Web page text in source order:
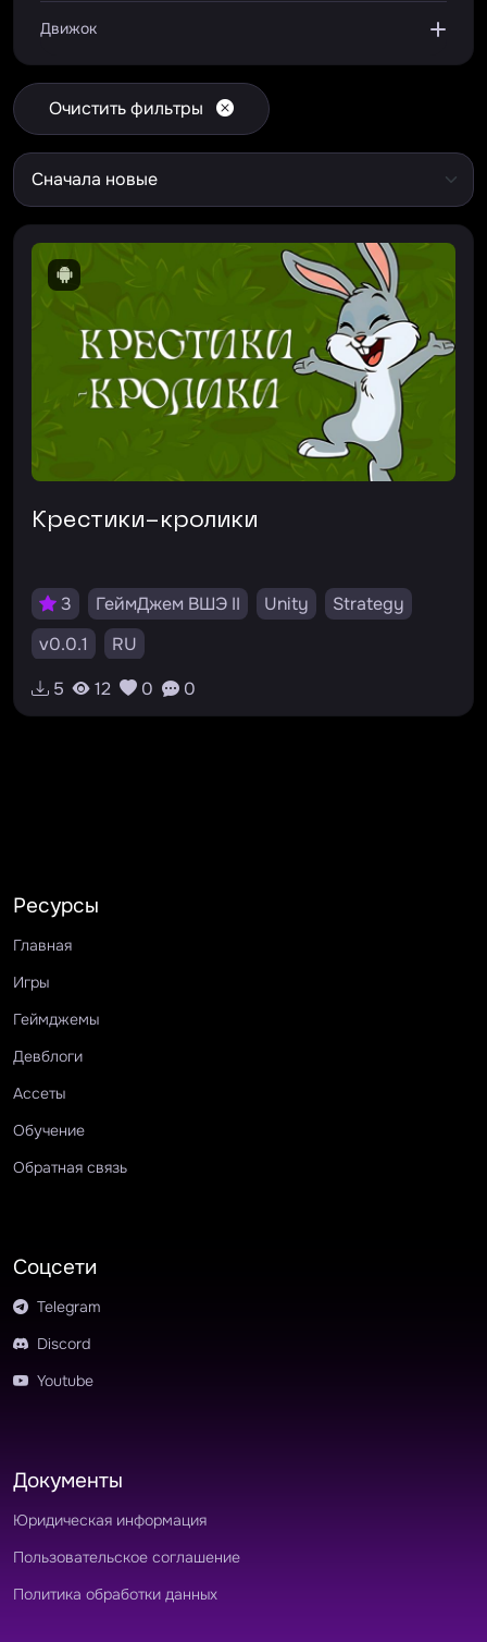
Движок
Очистить фильтры
Крестики-кролики
3 ГеймДжем ВШЭ II Unity
Strategy
v0.0.1
RU
5
12 0 0
Ресурсы
Главная
Игры
Геймджемы
Девблоги
Ассеты
Обучение
Обратная связь
Соцсети
Telegram
Discord
Youtube
Документы
Юридическая информация
Пользовательское соглашение
Политика обработки данных